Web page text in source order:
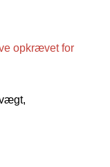
opkrævet for